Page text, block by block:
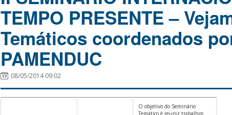
TEMPO PRESENTE –
Temáticos coordenados
PAMENDUC
08/05/2014 09:02
O objetivo do Seminário
Temático é reunir trabalhos